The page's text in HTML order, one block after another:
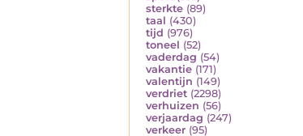
sterkte (89)
taal (430)
tijd (976)
toneel (52)
vaderdag (54)
vakantie (171)
valentijn (149)
verdriet (2298)
verhuizen (56)
verjaardag (247)
verkeer (95)